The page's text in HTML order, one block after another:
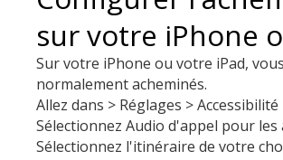
sur votre iPhone
Sur votre iPhone ou votre iPad,
normalement acheminés.
Allez dans > Réglages >
Sélectionnez Audio d'appel pour
Sélectionnez l'itinéraire de votre